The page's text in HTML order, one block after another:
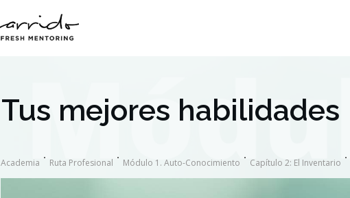
Tus mejores habilidades
Academia Ruta Profesional Módulo 1. Auto-Conocimiento Capítulo 2: El Inventario